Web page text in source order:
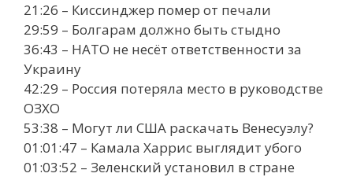
21:26 – Киссинджер помер от печали
29:59 – Болгарам должно быть стыдно
36:43 – НАТО не несёт ответственности за
Украину
42:29 – Россия потеряла место в руководстве
ОЗХО
53:38 – Могут ли США раскачать Венесуэлу?
01:01:47 – Камала Харрис выглядит убого
01:03:52 – Зеленский установил в стране